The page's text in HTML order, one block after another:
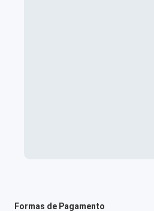
Formas de Pagamento